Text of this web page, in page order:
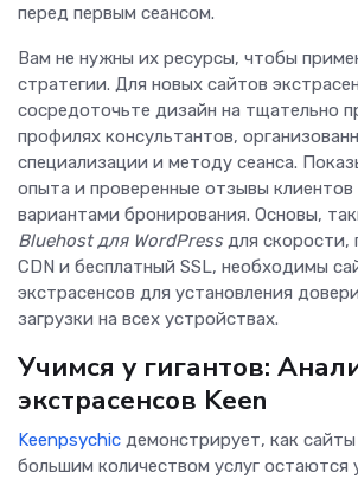
перед первым сеансом.
Вам не нужны их ресурсы, чтобы
стратегии. Для новых сайтов
сосредоточьте дизайн на тщательно
профилях консультантов,
специализации и методу сеанса.
опыта и проверенные отзывы
вариантами бронирования. Основы,
Bluehost для WordPressдля скорости,
CDN и бесплатный SSL, необходимы
экстрасенсов для установления
загрузки на всех устройствах.
Учимся у гигантов:
экстрасенсов Keen
Keenpsychic демонстрирует, как
большим количеством услуг остаются